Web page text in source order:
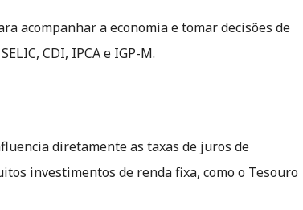
acompanhar a economia e tomar decisões de
CDI, IPCA e IGP-M.
diretamente as taxas de juros de
investimentos de renda fixa, como o Tesouro